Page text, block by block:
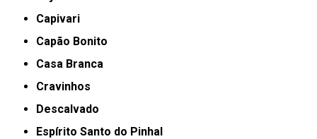
Capivari
Capão Bonito
Casa Branca
Cravinhos
Descalvado
Espírito Santo do Pinhal